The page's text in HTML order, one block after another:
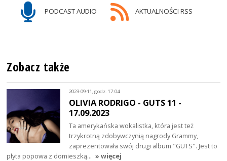
PODCAST AUDIO AKTUALNOŚCI RSS
Zobacz także
2023-09-11, godz. 17:04
OLIVIA RODRIGO - GUTS 11 -
17.09.2023
Ta amerykańska wokalistka, która jest też
trzykrotną zdobywczynią nagrody Grammy,
zaprezentowała swój drugi album "GUTS". Jest to
płyta popowa z domieszką… » więcej